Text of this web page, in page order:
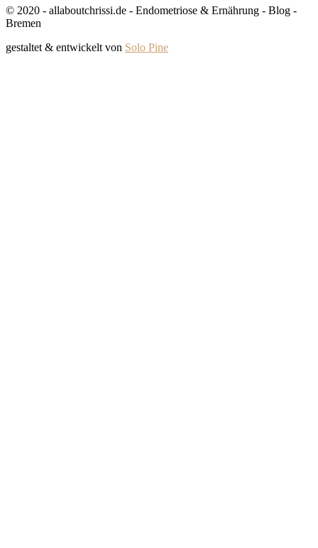
© 2020 - allaboutchrissi.de - Endometriose & Ernährung - Blog -
Bremen
gestaltet & entwickelt von Solo Pine